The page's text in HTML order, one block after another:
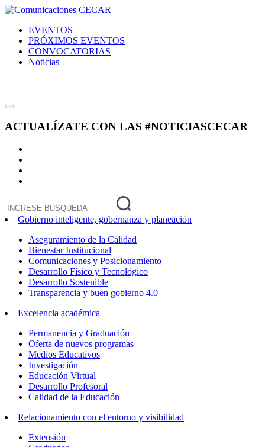
EVENTOS
PRÓXIMOS EVENTOS
CONVOCATORIAS
Noticias
ACTUALÍZATE CON LAS #NOTICIASCECAR
Gobierno inteligente, gobernanza y planeación
Aseguramiento de la Calidad
Bienestar Institucional
Comunicaciones y Posicionamiento
Desarrollo Físico y Tecnológico
Desarrollo Sostenible
Transparencia y buen gobierno 4.0
Excelencia académica
Permanencia y Graduación
Oferta de nuevos programas
Medios Educativos
Investigación
Educación Virtual
Desarrollo Profesoral
Calidad de la Educación
Relacionamiento con el entorno y visibilidad
Extensión